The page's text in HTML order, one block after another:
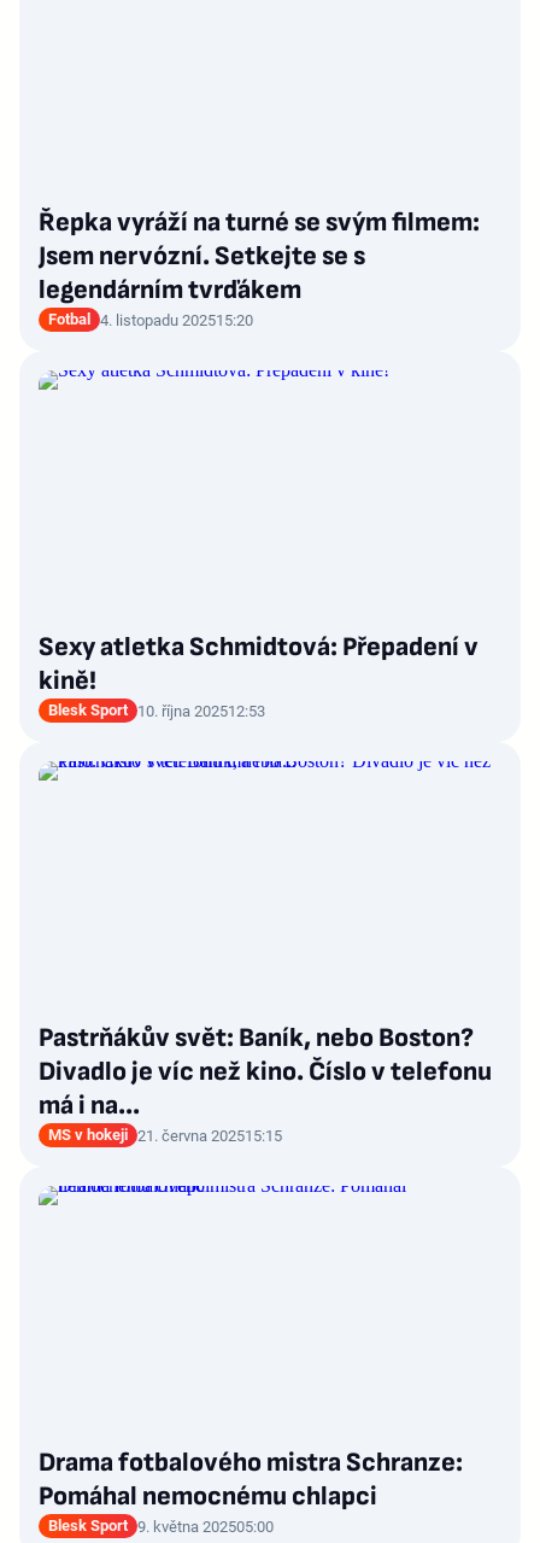
Řepka vyráží na turné se svým filmem:
Jsem nervózní. Setkejte se s
legendárním tvrďákem
Fotbal 4. listopadu 202515:20
Sexy atletka Schmidtová: Přepadení v
kině!
Blesk Sport 10. října 202512:53
Pastrňákův svět: Baník, nebo Boston?
Divadlo je víc než kino. Číslo v telefonu
má i na...
MS v hokeji 21. června 202515:15
Drama fotbalového mistra Schranze:
Pomáhal nemocnému chlapci
Blesk Sport 9. května 202505:00